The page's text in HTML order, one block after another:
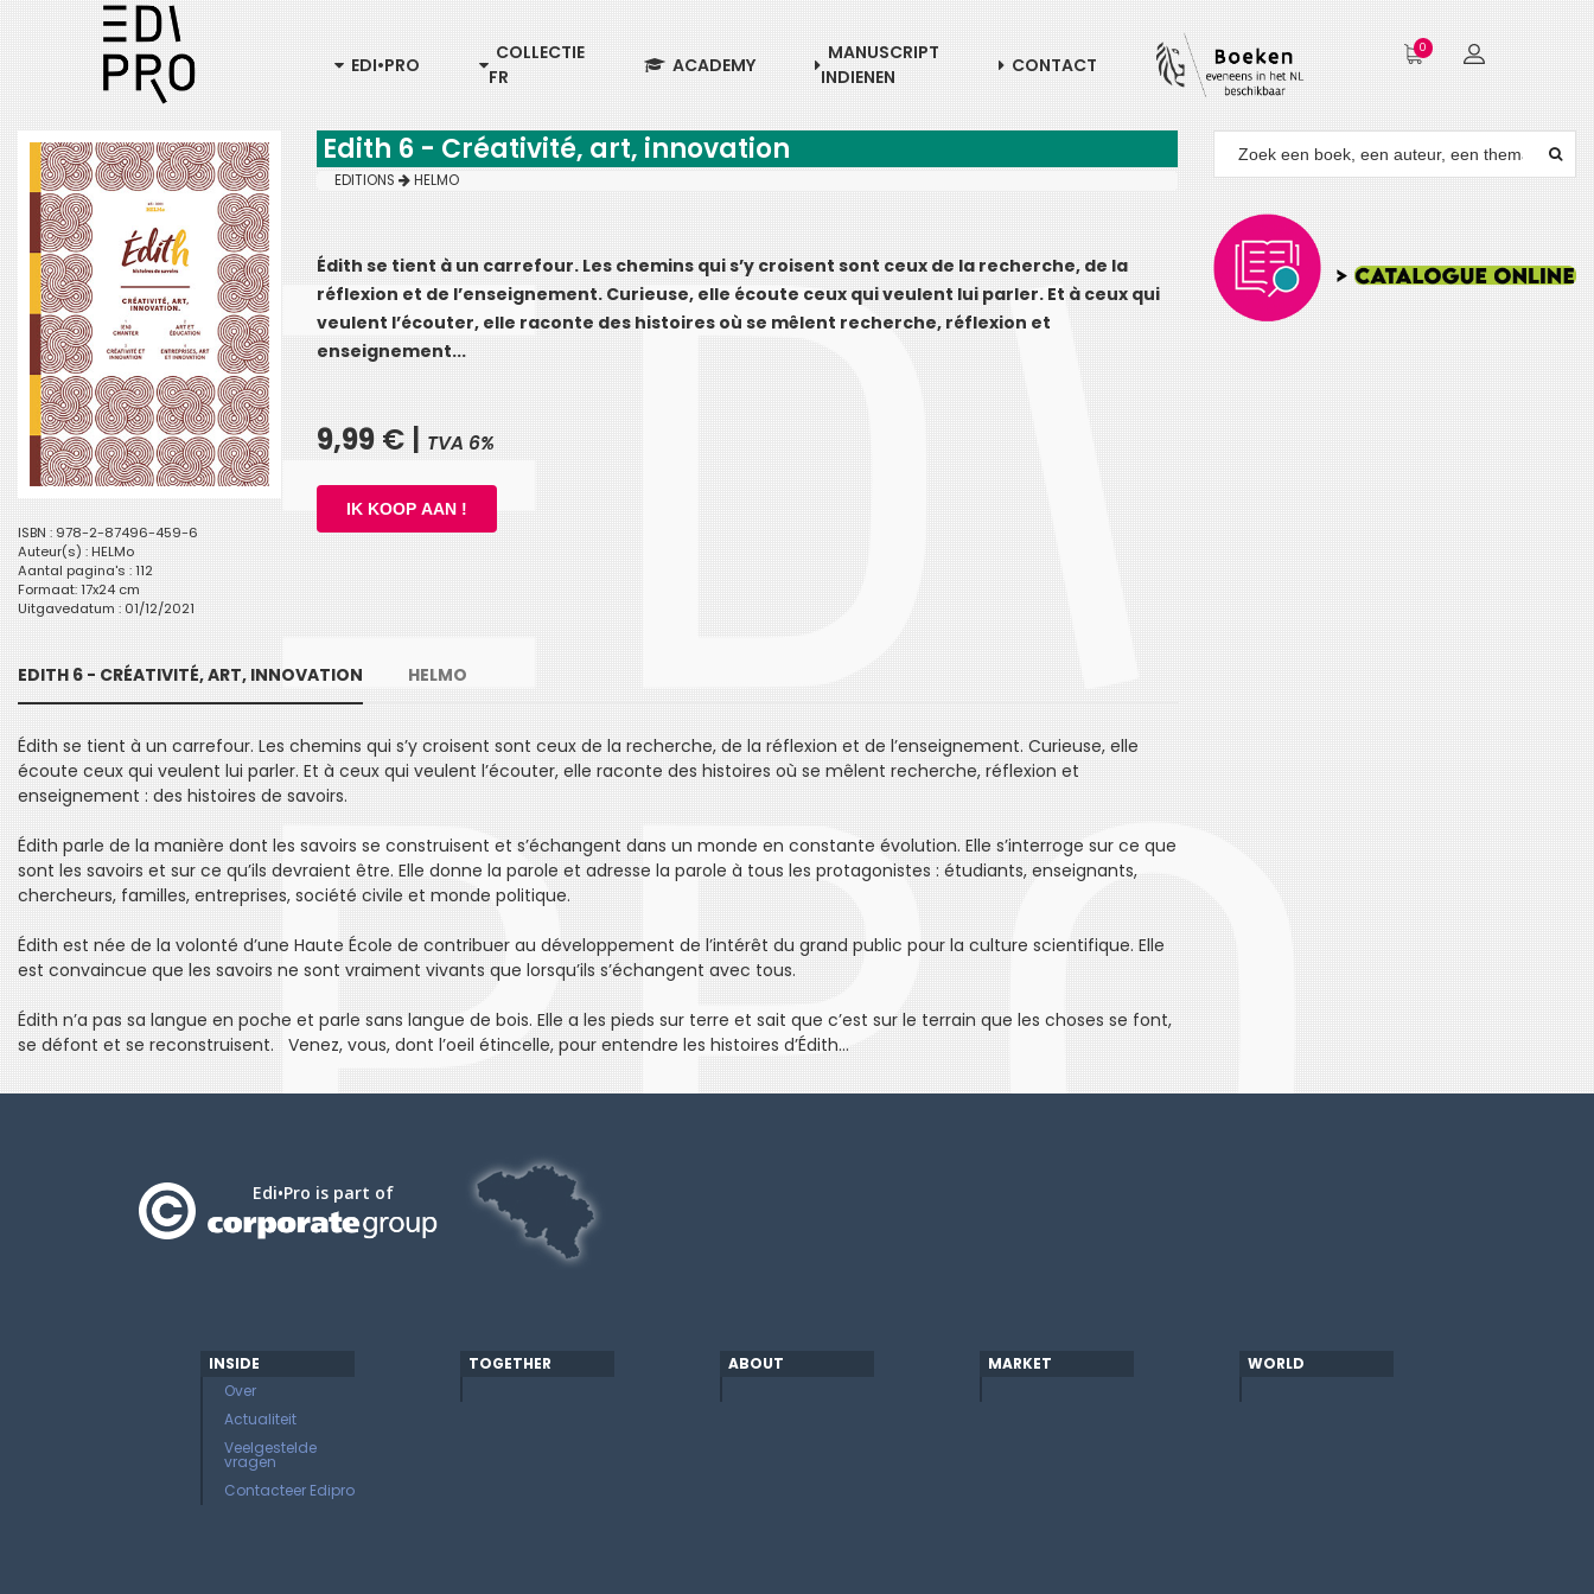
EDI•PRO
COLLECTIE
FR
ACADEMY
MANUSCRIPT
INDIENEN
CONTACT
0
ISBN : 978-2-87496-459-6
Auteur(s) : HELMo
Aantal pagina's : 112
Formaat: 17x24 cm
Uitgavedatum : 01/12/2021
Edith 6 - Créativité, art, innovation
EDITIONS HELMO
Édith se tient à un carrefour. Les chemins qui s’y croisent sont ceux de la recherche, de la
réflexion et de l’enseignement. Curieuse, elle écoute ceux qui veulent lui parler. Et à ceux qui
veulent l’écouter, elle raconte des histoires où se mêlent recherche, réflexion et
enseignement...
9,99 € | TVA 6%
EDITH 6 - CRÉATIVITÉ, ART, INNOVATION HELMO
Édith se tient à un carrefour. Les chemins qui s’y croisent sont ceux de la recherche, de la réflexion et de l’enseignement. Curieuse, elle
écoute ceux qui veulent lui parler. Et à ceux qui veulent l’écouter, elle raconte des histoires où se mêlent recherche, réflexion et
enseignement : des histoires de savoirs.
Édith parle de la manière dont les savoirs se construisent et s’échangent dans un monde en constante évolution. Elle s’interroge sur ce que
sont les savoirs et sur ce qu’ils devraient être. Elle donne la parole et adresse la parole à tous les protagonistes : étudiants, enseignants,
chercheurs, familles, entreprises, société civile et monde politique.
Édith est née de la volonté d’une Haute École de contribuer au développement de l’intérêt du grand public pour la culture scientifique. Elle
est convaincue que les savoirs ne sont vraiment vivants que lorsqu’ils s’échangent avec tous.
Édith n’a pas sa langue en poche et parle sans langue de bois. Elle a les pieds sur terre et sait que c’est sur le terrain que les choses se font,
se défont et se reconstruisent. Venez, vous, dont l’oeil étincelle, pour entendre les histoires d’Édith…
Edi•Pro is part of
INSIDE
Over
Actualiteit
Veelgestelde
vragen
Contacteer Edipro
TOGETHER ABOUT MARKET WORLD